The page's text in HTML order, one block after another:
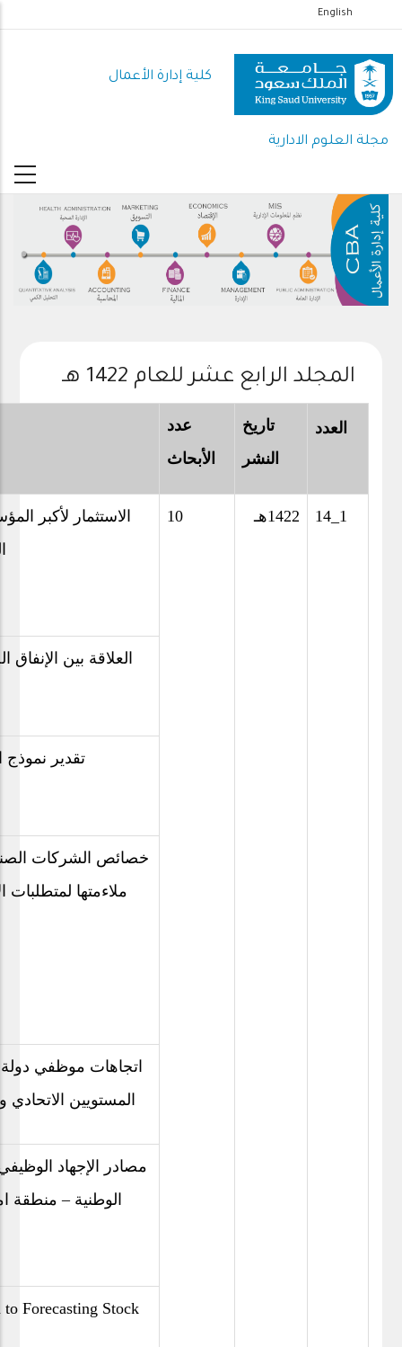
إلى
المحتوى
الرئيسي
English
كلية إدارة الأعمال
مجلة العلوم الادارية
المجلد الرابع عشر للعام 1422 هـ
عدد
الأبحاث
تاريخ
النشر
العدد
الاستثمار لأكبر
10 1422هـ 14_1
العلاقة بين
تقدير
خصائص الشركات
ملاءمتها لمتطلبات
اتجاهات موظفي دولة
المستويين
مصادر الإجهاد
الوطنية – منطقة
Forecasting Stock